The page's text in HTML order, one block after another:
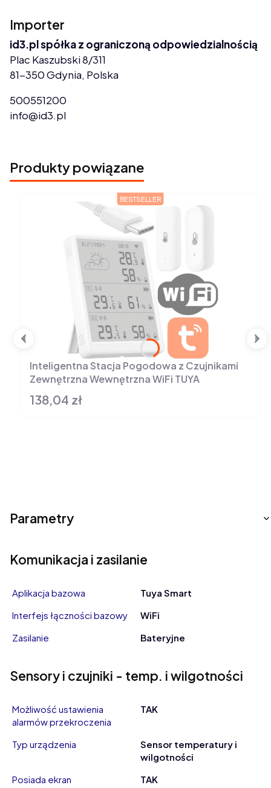
Importer
id3.pl spółka z ograniczoną odpowiedzialnością
Plac Kaszubski 8/311
81-350 Gdynia, Polska
500551200
info@id3.pl
Produkty powiązane
BESTSELLER
Inteligentna Stacja Pogodowa z Czujnikami
Zewnętrzna Wewnętrzna WiFi TUYA
Cena
138,04 zł
Parametry
Komunikacja i zasilanie
Aplikacja bazowa
Tuya Smart
Interfejs łączności bazowy
WiFi
Zasilanie
Bateryjne
Sensory i czujniki - temp. i wilgotności
Możliwość ustawienia
alarmów przekroczenia
TAK
Typ urządzenia
Sensor temperatury i
wilgotności
Posiada ekran
TAK